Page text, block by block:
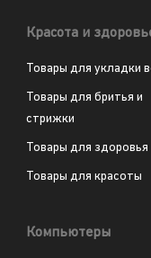
Красота и
Товары для укладки
Товары для бритья и
стрижки
Товары для здоровья
Товары для красоты
Компьютеры